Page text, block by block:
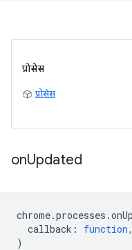
प्रोसेस
प्रोसेस
onUpdated
chrome.processes .
callback : function,
)